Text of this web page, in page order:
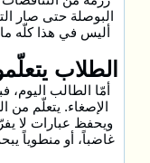
البوصلة حتى صار
أليس في هذا كلّه
الطلاب
أمّا الطالب
الإصغاء. يتعلّم
ويحفظ عبارات لا
غاضباً، أو منطوياً